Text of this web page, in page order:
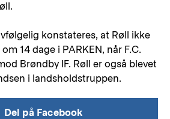
konstateres, at Røll ikke
14 dage i PARKEN, når F.C.
Brøndby IF. Røll er også blevet
i landsholdstruppen.
Del på Facebook